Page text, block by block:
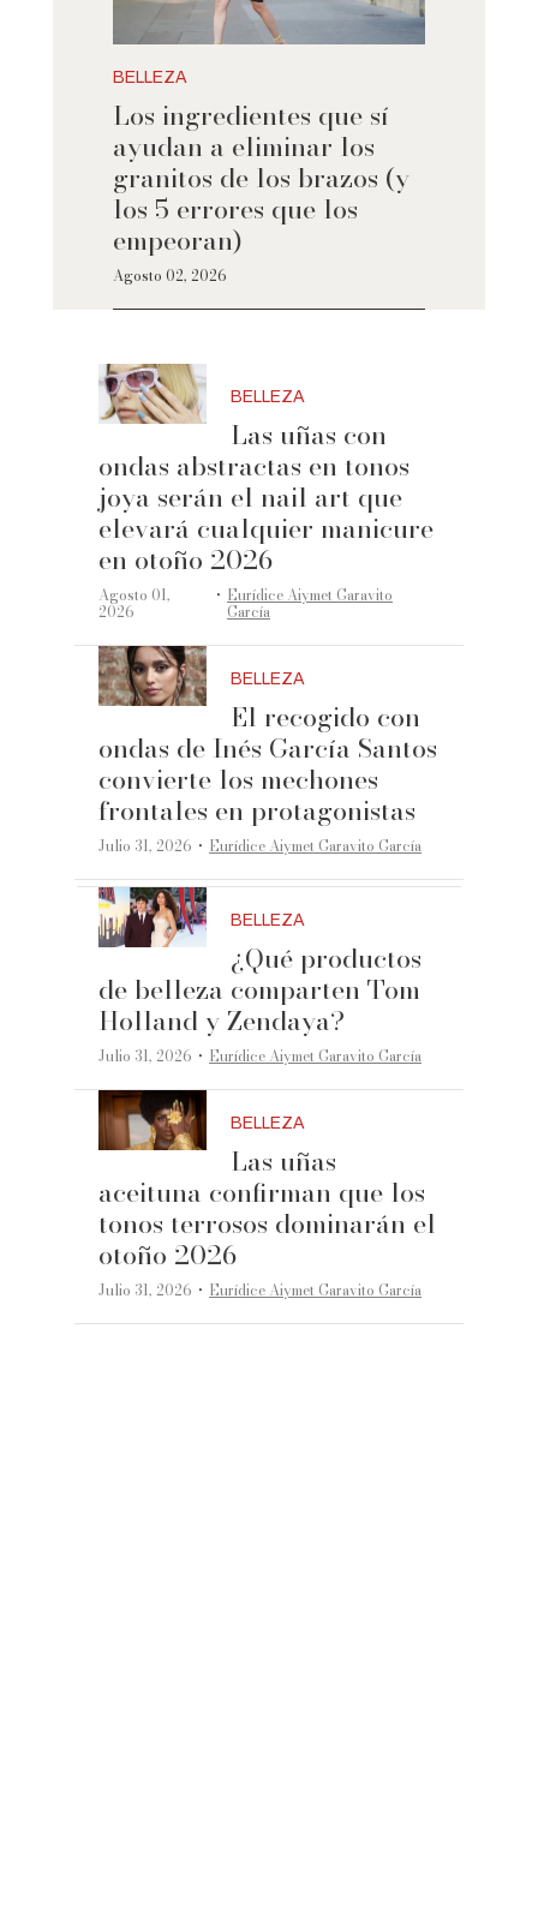
BELLEZA
Los ingredientes que sí
ayudan a eliminar los
granitos de los brazos (y
los 5 errores que los
empeoran)
Agosto 02, 2026
BELLEZA
Las uñas con
ondas abstractas en tonos
joya serán el nail art que
elevará cualquier manicure
en otoño 2026
Agosto 01,
2026 ·Eurídice Aiymet Garavito
García
BELLEZA
El recogido con
ondas de Inés García Santos
convierte los mechones
frontales en protagonistas
Julio 31, 2026 ·Eurídice Aiymet Garavito García
BELLEZA
¿Qué productos
de belleza comparten Tom
Holland y Zendaya?
Julio 31, 2026 ·Eurídice Aiymet Garavito García
BELLEZA
Las uñas
aceituna confirman que los
tonos terrosos dominarán el
otoño 2026
Julio 31, 2026 ·Eurídice Aiymet Garavito García